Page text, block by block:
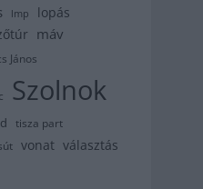
lmp lopás
máv
János
Szolnok
tisza part
vonat választás